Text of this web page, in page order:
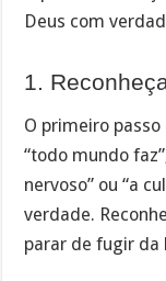
Deus com
1.
O primeiro
“todo mundo
nervoso” ou “a
verdade.
parar de fugir da